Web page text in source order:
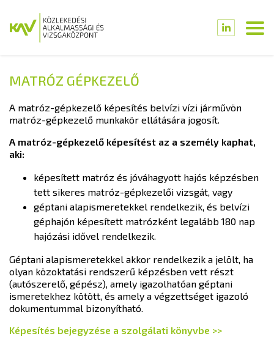
MATRÓZ GÉPKEZELŐ
A matróz-gépkezelő képesítés belvízi vízi járművön
matróz-gépkezelő munkakör ellátására jogosít.
A matróz-gépkezelő képesítést az a személy kaphat,
aki:
képesített matróz és jóváhagyott hajós képzésben
tett sikeres matróz-gépkezelői vizsgát, vagy
géptani alapismeretekkel rendelkezik, és belvízi
géphajón képesített matrózként legalább 180 nap
hajózási idővel rendelkezik.
Géptani alapismeretekkel akkor rendelkezik a jelölt, ha
olyan közoktatási rendszerű képzésben vett részt
(autószerelő, gépész), amely igazolhatóan géptani
ismeretekhez kötött, és amely a végzettséget igazoló
dokumentummal bizonyítható.
Képesítés bejegyzése a szolgálati könyvbe >>